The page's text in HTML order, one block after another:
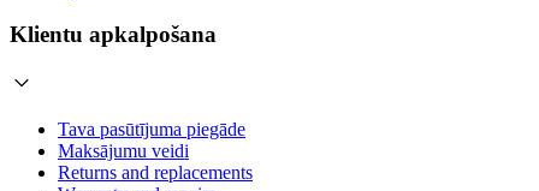
Klientu apkalpošana
Tava pasūtījuma piegāde
Maksājumu veidi
Returns and replacements